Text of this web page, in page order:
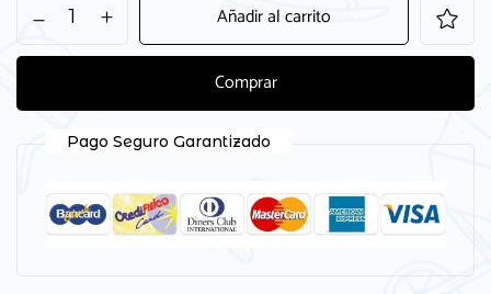
Añadir al carrito
Comprar
Pago Seguro Garantizado